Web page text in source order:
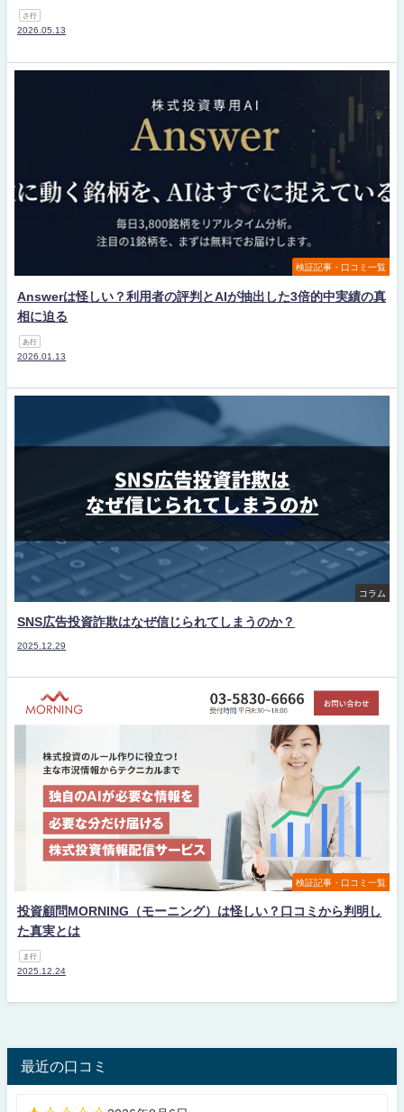
さ行
2026.05.13
検証記事・口コミ一覧
Answerは怪しい？利用者の評判とAIが抽出した3倍的中実績の真
相に迫る
あ行
2026.01.13
コラム
SNS広告投資詐欺はなぜ信じられてしまうのか？
2025.12.29
検証記事・口コミ一覧
投資顧問MORNING（モーニング）は怪しい？口コミから判明し
た真実とは
ま行
2025.12.24
最近の口コミ